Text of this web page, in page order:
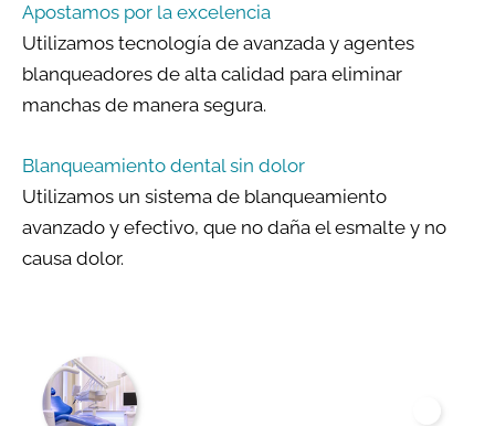
Apostamos por la excelencia
Utilizamos tecnología de avanzada y agentes
blanqueadores de alta calidad para eliminar
manchas de manera segura.
Blanqueamiento dental sin dolor
Utilizamos un sistema de blanqueamiento
avanzado y efectivo, que no daña el esmalte y no
causa dolor.